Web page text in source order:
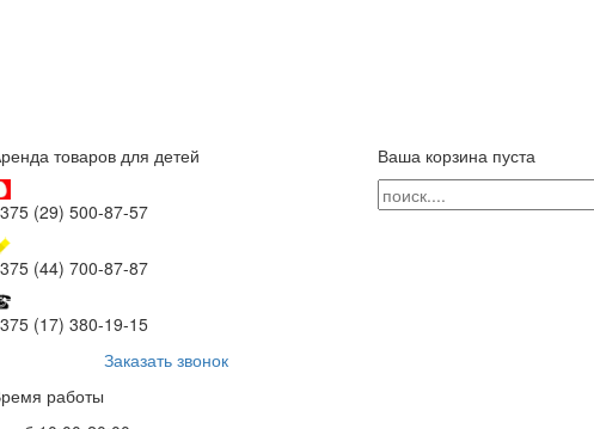
товаров для детей
(29) 500-87-57
(44) 700-87-87
(17) 380-19-15
Заказать звонок
работы
Ваша корзина пуста